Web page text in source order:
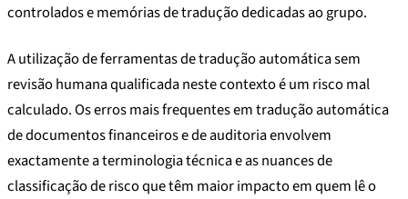
controlados e memórias de tradução dedicadas ao grupo.
A utilização de ferramentas de tradução automática sem
revisão humana qualificada neste contexto é um risco mal
calculado. Os erros mais frequentes em tradução automática
de documentos financeiros e de auditoria envolvem
exactamente a terminologia técnica e as nuances de
classificação de risco que têm maior impacto em quem lê o